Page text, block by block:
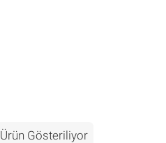
Ürün Gösteriliyor